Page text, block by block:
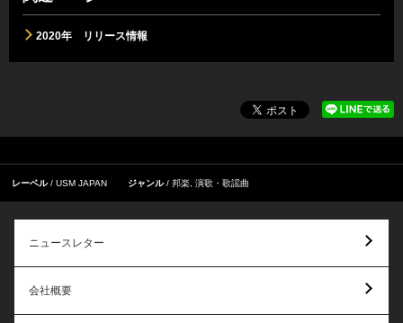
2020年 リリース情報
レーベル USM JAPAN ジャンル 邦楽 演歌・歌謡曲
ニュースレター
会社概要